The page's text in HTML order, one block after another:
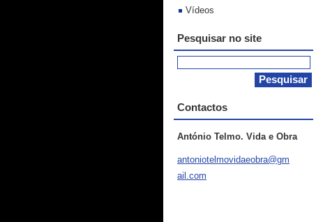
Vídeos
Pesquisar no site
Contactos
António Telmo. Vida e Obra
antoniotelmovidaeobra@gm
ail.com